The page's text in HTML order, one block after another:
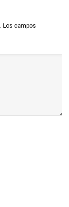
Los campos